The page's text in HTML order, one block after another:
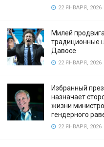
22 ЯНВАРЯ, 2026
Милей
традиционные
Давосе
22 ЯНВАРЯ, 2026
Избранный
назначает
жизни
гендерного
22 ЯНВАРЯ, 2026